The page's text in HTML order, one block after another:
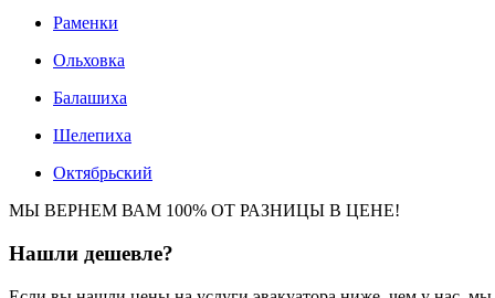
Раменки
Ольховка
Балашиха
Шелепиха
Октябрьский
МЫ ВЕРНЕМ ВАМ 100% ОТ РАЗНИЦЫ В ЦЕНЕ!
Нашли дешевле?